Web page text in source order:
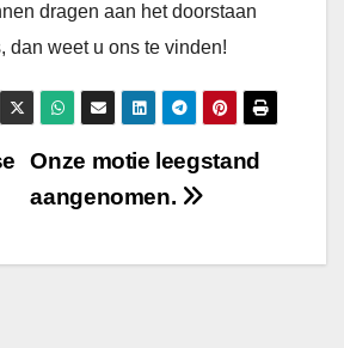
dragen aan het doorstaan
dan weet u ons te vinden!
Onze motie leegstand
aangenomen.